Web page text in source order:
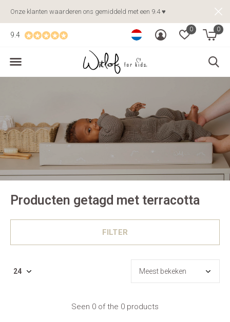
0 0
9.4
Onze klanten waarderen ons gemiddeld met een 9.4 ♥
Producten getagd met terracotta
FILTER
Seen 0 of the 0 products